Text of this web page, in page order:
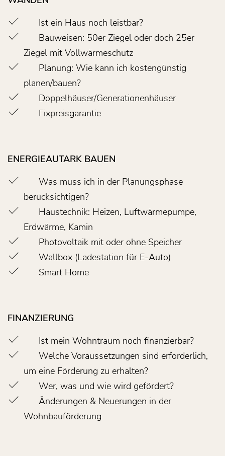
Ist ein Haus noch leistbar?
Bauweisen: 50er Ziegel oder doch 25er
Ziegel mit Vollwärmeschutz
Planung: Wie kann ich kostengünstig
planen/bauen?
Doppelhäuser/Generationenhäuser
Fixpreisgarantie
ENERGIEAUTARK BAUEN
Was muss ich in der Planungsphase
berücksichtigen?
Haustechnik: Heizen, Luftwärmepumpe,
Erdwärme, Kamin
Photovoltaik mit oder ohne Speicher
Wallbox (Ladestation für E-Auto)
Smart Home
FINANZIERUNG
Ist mein Wohntraum noch finanzierbar?
Welche Voraussetzungen sind erforderlich,
um eine Förderung zu erhalten?
Wer, was und wie wird gefördert?
Änderungen & Neuerungen in der
Wohnbauförderung